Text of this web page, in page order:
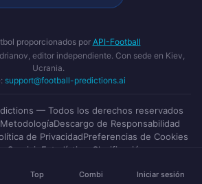
proporcionados por API-Football
editor independiente. Con sede en Kiev,
Ucrania.
support@football-predictions.ai
— Todos los derechos reservados
MetodologíaDescargo de Responsabilidad
de PrivacidadPreferencias de Cookies
Servicio Estadísticas Clasificación
Top Combi Iniciar sesión